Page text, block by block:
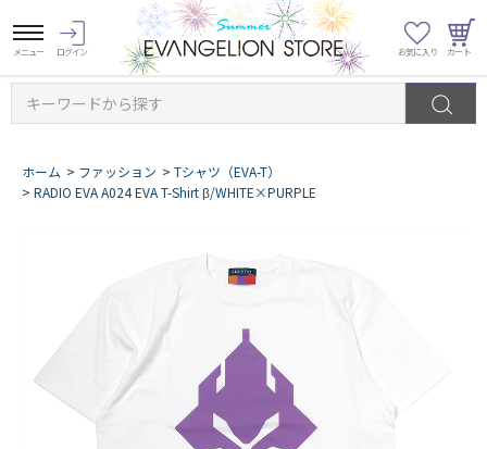
キーワードから探す
ホーム > ファッション > Tシャツ（EVA-T）
> RADIO EVA A024 EVA T-Shirt β/WHITE×PURPLE